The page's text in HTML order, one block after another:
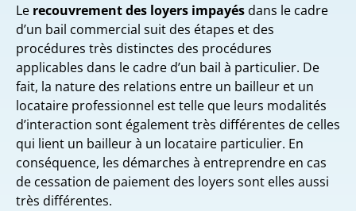
Le recouvrement des loyers impayésdans le cadre
d’un bail commercial suit des étapes et des
procédures très distinctes des procédures
applicables dans le cadre d’un bail à particulier. De
fait, la nature des relations entre un bailleur et un
locataire professionnel est telle que leurs modalités
d’interaction sont également très différentes de celles
qui lient un bailleur à un locataire particulier. En
conséquence, les démarches à entreprendre en cas
de cessation de paiement des loyers sont elles aussi
très différentes.